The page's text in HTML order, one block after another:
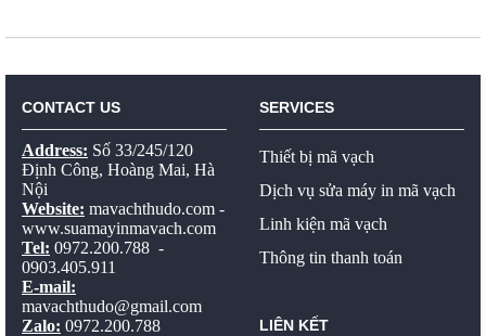
CONTACT US
Address: Số 33/245/120
Định Công, Hoàng Mai, Hà
Nội
Website: mavachthudo.com -
www.suamayinmavach.com
Tel: 0972.200.788 -
0903.405.911
E-mail:
mavachthudo@gmail.com
Zalo: 0972.200.788
SERVICES
Thiết bị mã vạch
Dịch vụ sửa máy in mã vạch
Linh kiện mã vạch
Thông tin thanh toán
LIÊN KẾT